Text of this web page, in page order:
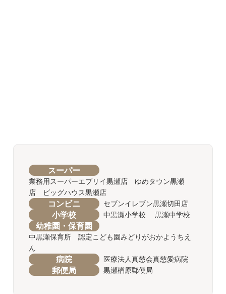
スーパー
業務用スーパーエブリイ黒瀬店 ゆめタウン黒瀬
店 ビッグハウス黒瀬店
コンビニ セブンイレブン黒瀬切田店
小学校 中黒瀬小学校 黒瀬中学校
幼稚園・保育園
中黒瀬保育所 認定こども園みどりがおかようちえ
ん
病院 医療法人真慈会真慈愛病院
郵便局 黒瀬楢原郵便局